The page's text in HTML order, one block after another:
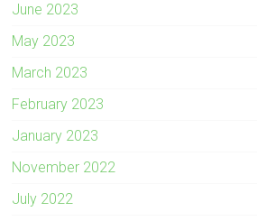
June 2023
May 2023
March 2023
February 2023
January 2023
November 2022
July 2022